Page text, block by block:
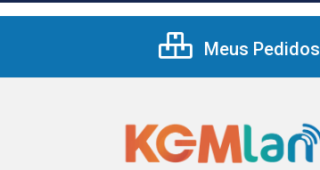
Meus Pedidos